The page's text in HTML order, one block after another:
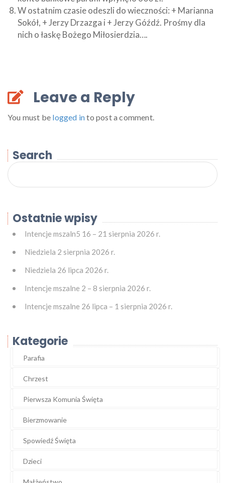
W ostatnim czasie odeszli do wieczności: + Marianna
Sokół, + Jerzy Drzazga i + Jerzy Góźdź. Prośmy dla
nich o łaskę Bożego Miłosierdzia….
Leave a Reply
You must be logged into post a comment.
Search
Ostatnie wpisy
Intencje mszaln5 16 – 21 sierpnia 2026 r.
Niedziela 2 sierpnia 2026 r.
Niedziela 26 lipca 2026 r.
Intencje mszalne 2 – 8 sierpnia 2026 r.
Intencje mszalne 26 lipca – 1 sierpnia 2026 r.
Kategorie
Parafia
Chrzest
Pierwsza Komunia Święta
Bierzmowanie
Spowiedź Święta
Dzieci